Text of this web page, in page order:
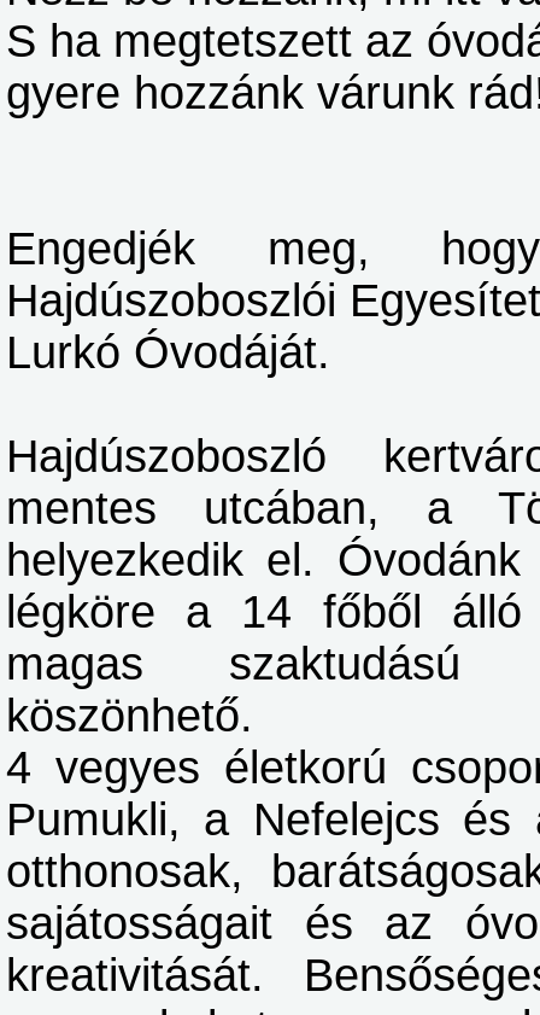
S ha megtetszett az
gyere hozzánk várunk
Engedjék meg,
Hajdúszoboszlói
Lurkó Óvodáját.
Hajdúszoboszló
mentes utcában, a
helyezkedik el.
légköre a 14 főből álló
magas szaktudású
köszönhető.
4 vegyes életkorú
Pumukli, a Nefelejcs és
otthonosak,
sajátosságait és az
kreativitását.